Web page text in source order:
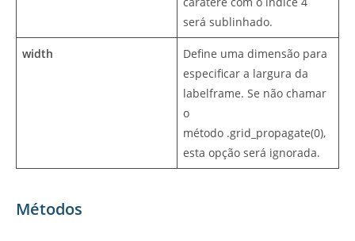
será sublinhado.
width
Define uma dimensão para
especificar a largura da
labelframe. Se não chamar
o
método .grid_propagate(0),
esta opção será ignorada.
Métodos